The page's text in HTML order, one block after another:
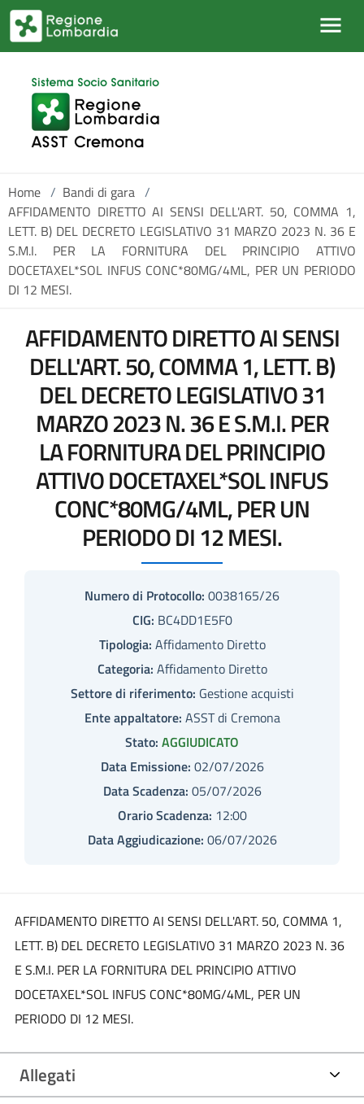
Salta al contenuto principale
Home / Bandi di gara /
AFFIDAMENTO DIRETTO AI SENSI DELL'ART. 50, COMMA 1,
LETT. B) DEL DECRETO LEGISLATIVO 31 MARZO 2023 N. 36 E
S.M.I. PER LA FORNITURA DEL PRINCIPIO ATTIVO
DOCETAXEL*SOL INFUS CONC*80MG/4ML, PER UN PERIODO
DI 12 MESI.
AFFIDAMENTO DIRETTO AI SENSI
DELL'ART. 50, COMMA 1, LETT. B)
DEL DECRETO LEGISLATIVO 31
MARZO 2023 N. 36 E S.M.I. PER
LA FORNITURA DEL PRINCIPIO
ATTIVO DOCETAXEL*SOL INFUS
CONC*80MG/4ML, PER UN
PERIODO DI 12 MESI.
Numero di Protocollo: 0038165/26
CIG: BC4DD1E5F0
Tipologia: Affidamento Diretto
Categoria: Affidamento Diretto
Settore di riferimento: Gestione acquisti
Ente appaltatore: ASST di Cremona
Stato: AGGIUDICATO
Data Emissione: 02/07/2026
Data Scadenza: 05/07/2026
Orario Scadenza: 12:00
Data Aggiudicazione: 06/07/2026
AFFIDAMENTO DIRETTO AI SENSI DELL'ART. 50, COMMA 1,
LETT. B) DEL DECRETO LEGISLATIVO 31 MARZO 2023 N. 36
E S.M.I. PER LA FORNITURA DEL PRINCIPIO ATTIVO
DOCETAXEL*SOL INFUS CONC*80MG/4ML, PER UN
PERIODO DI 12 MESI.
Allegati